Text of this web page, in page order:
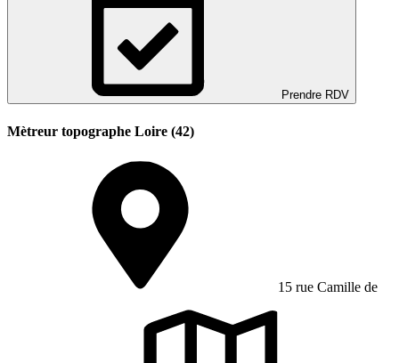
Prendre RDV
Mètreur topographe Loire (42)
15 rue Camille de